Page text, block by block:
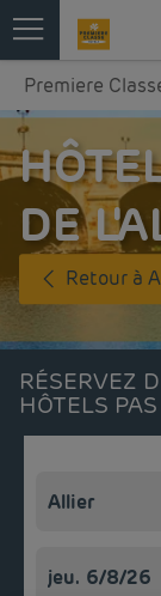
Premiere
DE
Retour à
RÉSERVEZ
HÔTELS